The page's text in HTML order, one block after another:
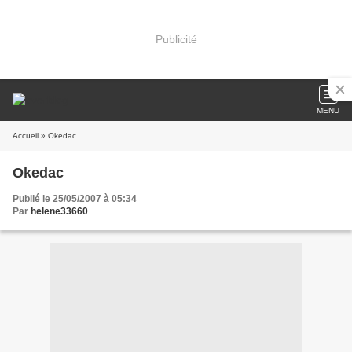
Publicité
MENU
Accueil » Okedac
Okedac
Publié le 25/05/2007 à 05:34
Par helene33660